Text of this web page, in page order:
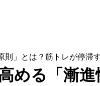
」とは？筋トレが停滞
める「漸